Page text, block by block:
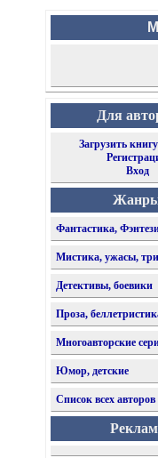
Для
Загрузить
Вход
Фантастика,
Мистика, ужасы,
Детективы, боевики
Проза,
Многоавторские
Юмор, детские
Список всех авторов